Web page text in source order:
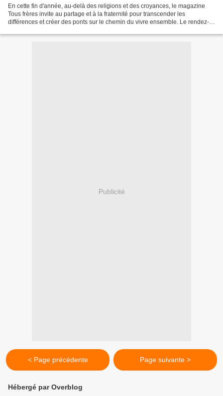
En cette fin d'année, au-delà des religions et des croyances, le magazine
Tous frères invite au partage et à la fraternité pour transcender les
différences et créer des ponts sur le chemin du vivre ensemble. Le rendez-
Publicité
< Page précédente Page suivante >
Hébergé par Overblog